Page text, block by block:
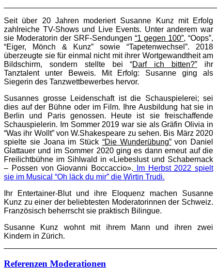
Seit über 20 Jahren moderiert Susanne Kunz mit Erfolg
zahlreiche TV-Shows und Live Events. Unter anderem war
sie Moderatorin der SRF-Sendungen “1 gegen 100”, “Oops”,
“Eiger, Mönch & Kunz” sowie “Tapetenwechsel”. 2018
überzeugte sie für einmal nicht mit ihrer Wortgewandtheit am
Bildschirm, sondern stellte bei “Darf ich bitten?” ihr
Tanztalent unter Beweis. Mit Erfolg: Susanne ging als
Siegerin des Tanzwettbewerbes hervor.
Susannes grosse Leidenschaft ist die Schauspielerei; sei
dies auf der Bühne oder im Film. Ihre Ausbildung hat sie in
Berlin und Paris genossen. Heute ist sie freischaffende
Schauspielerin. Im Sommer 2019 war sie als Gräfin Olivia in
“Was ihr Wollt” von W.Shakespeare zu sehen. Bis März 2020
spielte sie Joana im Stück “Die Wunderübung”von Daniel
Glattauer und im Sommer 2020 ging es dann erneut auf die
Freilichtbühne im Sihlwald in «Liebeslust und Schabernack
– Possen von Giovanni Boccaccio». Im Herbst 2022 spielt
sie im Musical “Oh läck du mir” die Wirtin Trudi.
Ihr Entertainer-Blut und ihre Eloquenz machen Susanne
Kunz zu einer der beliebtesten Moderatorinnen der Schweiz.
Französisch beherrscht sie praktisch Bilingue.
Susanne Kunz wohnt mit ihrem Mann und ihren zwei
Kindern in Zürich.
Referenzen Moderationen